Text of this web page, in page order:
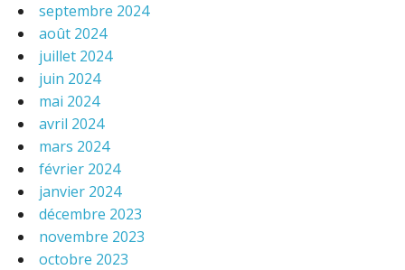
septembre 2024
août 2024
juillet 2024
juin 2024
mai 2024
avril 2024
mars 2024
février 2024
janvier 2024
décembre 2023
novembre 2023
octobre 2023